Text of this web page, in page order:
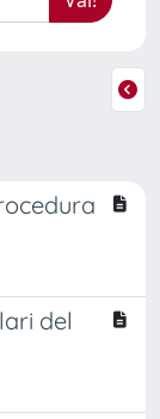
del